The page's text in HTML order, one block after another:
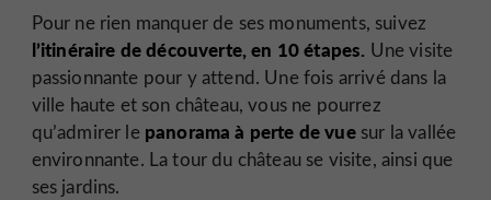
Pour ne rien manquer de ses monuments, suivez
l’itinéraire de découverte, en 10 étapes. Une visite
passionnante pour y attend. Une fois arrivé dans la
ville haute et son château, vous ne pourrez
qu’admirer le panorama à perte de vuesur la vallée
environnante. La tour du château se visite, ainsi que
ses jardins.